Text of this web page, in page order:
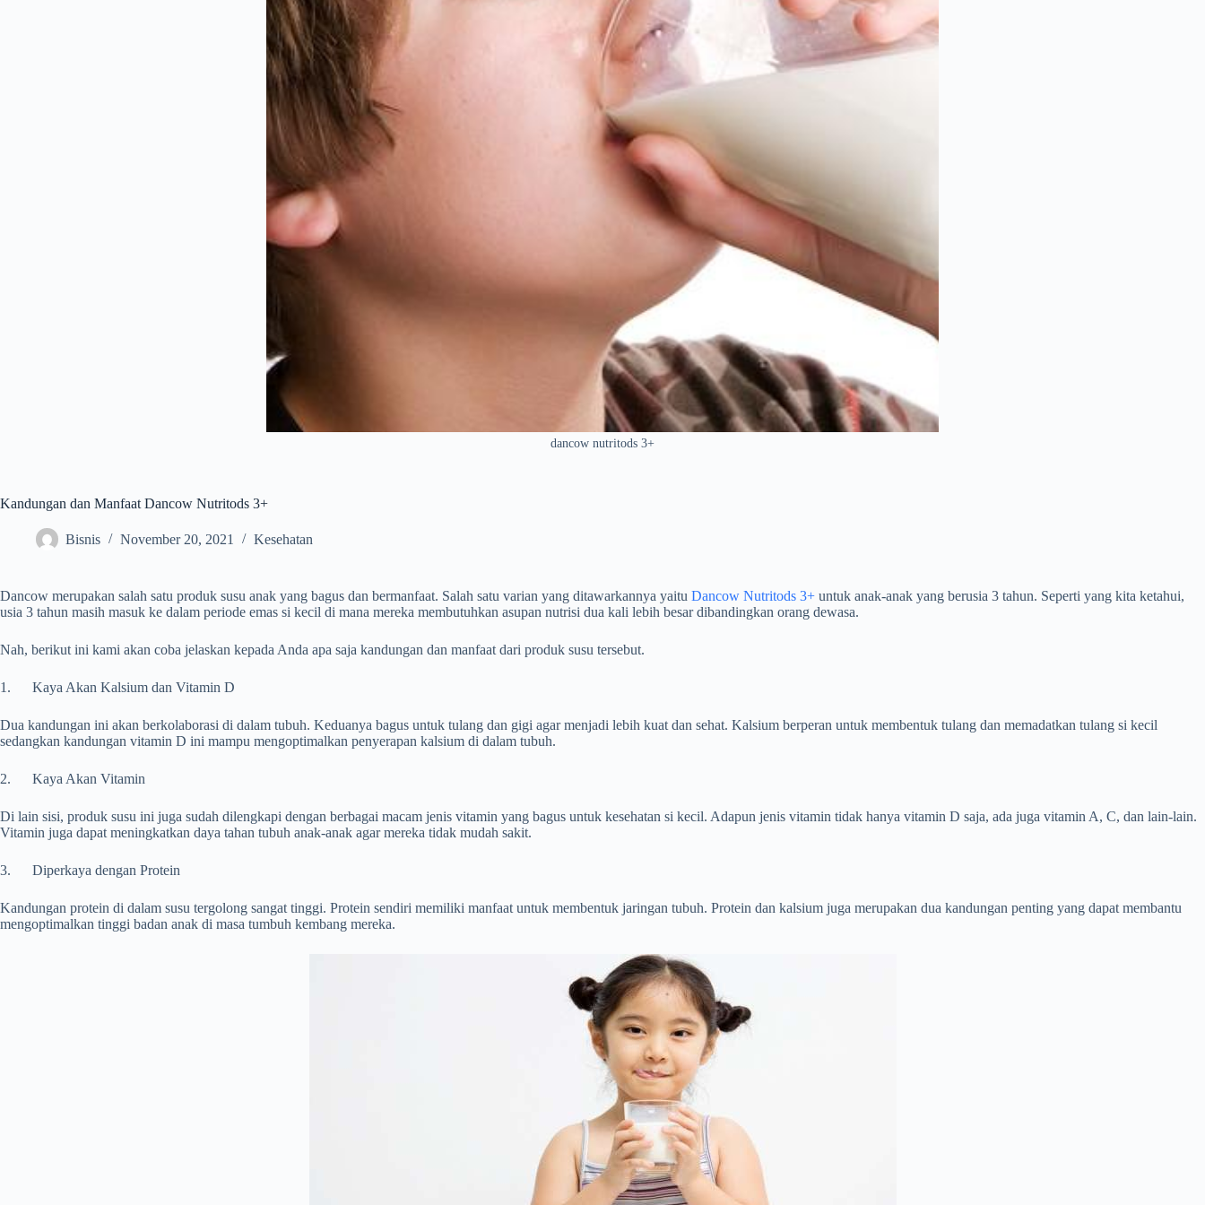
dancow nutritods 3+
Kandungan dan Manfaat Dancow Nutritods 3+
Bisnis November 20, 2021 Kesehatan
Dancow merupakan salah satu produk susu anak yang bagus dan bermanfaat. Salah satu varian yang ditawarkannya yaitu Dancow Nutritods 3+ untuk anak-anak yang berusia 3 tahun. Seperti yang kita ketahui,
usia 3 tahun masih masuk ke dalam periode emas si kecil di mana mereka membutuhkan asupan nutrisi dua kali lebih besar dibandingkan orang dewasa.
Nah, berikut ini kami akan coba jelaskan kepada Anda apa saja kandungan dan manfaat dari produk susu tersebut.
1. Kaya Akan Kalsium dan Vitamin D
Dua kandungan ini akan berkolaborasi di dalam tubuh. Keduanya bagus untuk tulang dan gigi agar menjadi lebih kuat dan sehat. Kalsium berperan untuk membentuk tulang dan memadatkan tulang si kecil
sedangkan kandungan vitamin D ini mampu mengoptimalkan penyerapan kalsium di dalam tubuh.
2. Kaya Akan Vitamin
Di lain sisi, produk susu ini juga sudah dilengkapi dengan berbagai macam jenis vitamin yang bagus untuk kesehatan si kecil. Adapun jenis vitamin tidak hanya vitamin D saja, ada juga vitamin A, C, dan lain-lain.
Vitamin juga dapat meningkatkan daya tahan tubuh anak-anak agar mereka tidak mudah sakit.
3. Diperkaya dengan Protein
Kandungan protein di dalam susu tergolong sangat tinggi. Protein sendiri memiliki manfaat untuk membentuk jaringan tubuh. Protein dan kalsium juga merupakan dua kandungan penting yang dapat membantu
mengoptimalkan tinggi badan anak di masa tumbuh kembang mereka.